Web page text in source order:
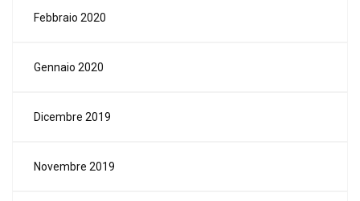
Febbraio 2020
Gennaio 2020
Dicembre 2019
Novembre 2019